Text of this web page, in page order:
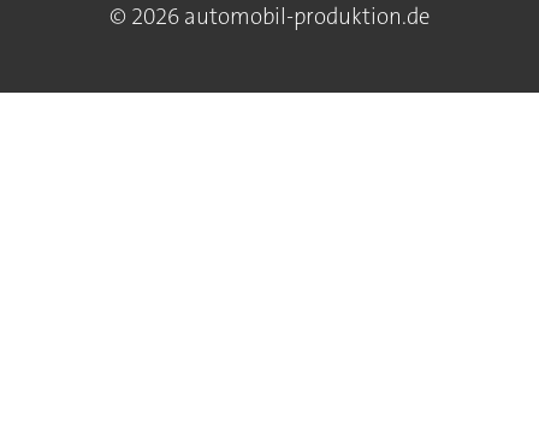
© 2026 automobil-produktion.de